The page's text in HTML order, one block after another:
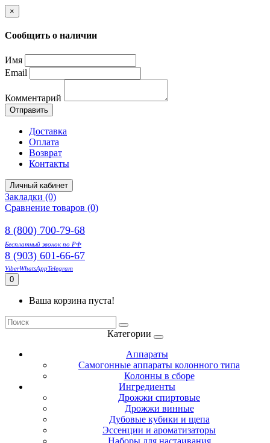
×
Сообщить о наличии
Имя
Email
Комментарий
Отправить
Доставка
Оплата
Возврат
Контакты
Личный кабинет
Закладки (0)
Сравнение товаров (0)
8 (800) 700-79-68
Бесплатный звонок по РФ
8 (903) 601-66-67
ViberWhatsAppTelegram
0
Ваша корзина пуста!
Категории
Аппараты
Самогонные аппараты колонного типа
Колонны в сборе
Ингредиенты
Дрожжи спиртовые
Дрожжи винные
Дубовые кубики и щепа
Эссенции и ароматизаторы
Наборы для настаивания